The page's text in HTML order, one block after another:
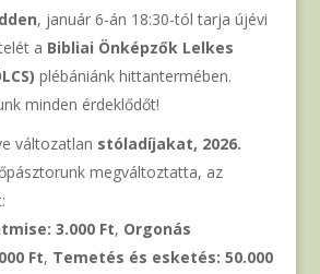
, január 6-án 18:30-tól tarja újévi
a Bibliai Önképzők Lelkes
plébániánk hittantermében.
minden érdeklődőt!
változatlan stóladíjakat, 2026.
megváltoztatta, az
3.000 Ft, Orgonás
Ft, Temetés és esketés: 50.000